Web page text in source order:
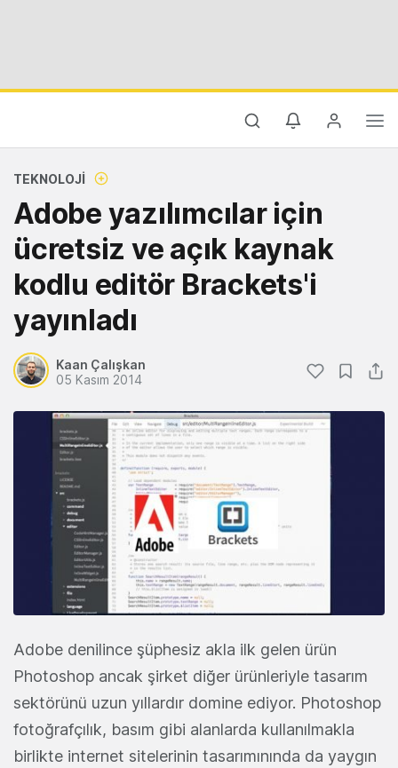
TEKNOLOJI
Adobe yazılımcılar için
ücretsiz ve açık kaynak
kodlu editör Brackets'i
yayınladı
Kaan Çalışkan
05 Kasım 2014
Adobe denilince şüphesiz akla ilk gelen ürün
Photoshop ancak şirket diğer ürünleriyle tasarım
sektörünü uzun yıllardır domine ediyor. Photoshop
fotoğrafçılık, basım gibi alanlarda kullanılmakla
birlikte internet sitelerinin tasarımınında da yaygın